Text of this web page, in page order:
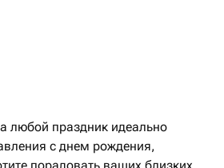
шт.
любой праздник идеально
с днем рождения,